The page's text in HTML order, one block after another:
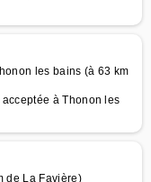
les bains (à 63 km
à Thonon les
de La Favière)